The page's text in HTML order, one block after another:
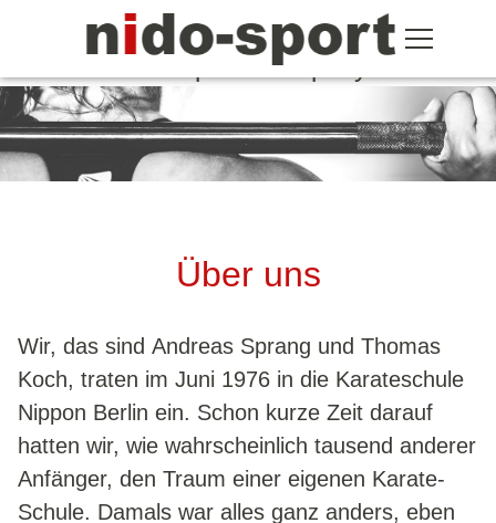
The sports company
Über uns
Wir, das sind Andreas Sprang und Thomas
Koch, traten im Juni 1976 in die Karateschule
Nippon Berlin ein. Schon kurze Zeit darauf
hatten wir, wie wahrscheinlich tausend anderer
Anfänger, den Traum einer eigenen Karate-
Schule. Damals war alles ganz anders, eben